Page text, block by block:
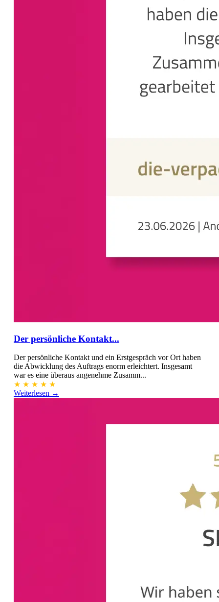
Der persönliche Kontakt...
Der persönliche Kontakt und ein Erstgespräch vor Ort haben
die Abwicklung des Auftrags enorm erleichtert. Insgesamt
war es eine überaus angenehme Zusamm...
★ ★ ★ ★ ★
Weiterlesen →